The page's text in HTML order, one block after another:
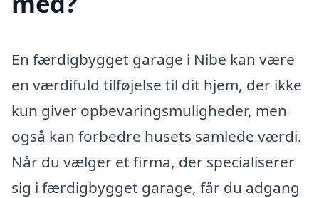
En færdigbygget garage i Nibe kan være
en værdifuld tilføjelse til dit hjem, der ikke
kun giver opbevaringsmuligheder, men
også kan forbedre husets samlede værdi.
Når du vælger et firma, der specialiserer
sig i færdigbygget garage, får du adgang